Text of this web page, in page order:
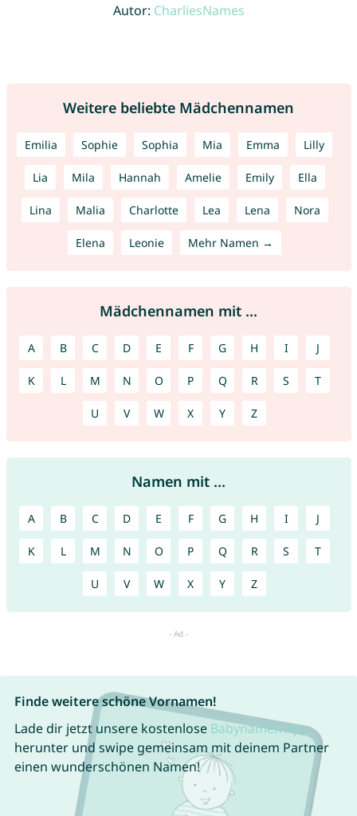
Autor: CharliesNames
Weitere beliebte Mädchennamen
Emilia Sophie Sophia Mia Emma Lilly
Lia Mila Hannah Amelie Emily Ella
Lina Malia Charlotte Lea Lena Nora
Elena Leonie Mehr Namen →
Mädchennamen mit ...
A B C D E F G H I J
K L M N O P Q R S T
U V W X Y Z
Namen mit ...
A B C D E F G H I J
K L M N O P Q R S T
U V W X Y Z
Finde weitere schöne Vornamen!
Lade dir jetzt unsere kostenlose Babynamen App
herunter und swipe gemeinsam mit deinem Partner
einen wunderschönen Namen!